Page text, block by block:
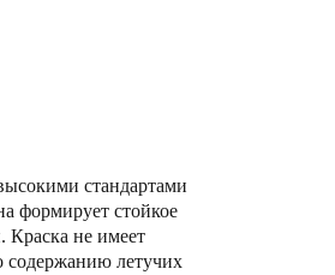
стандартами
формирует стойкое
Краска не имеет
содержанию летучих